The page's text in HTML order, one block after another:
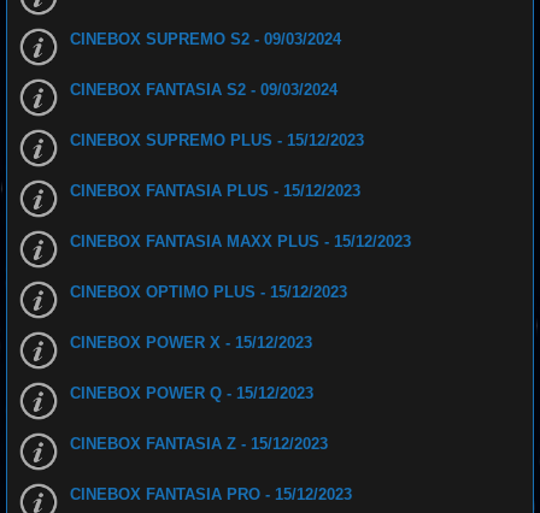
CINEBOX SUPREMO S2 - 09/03/2024
CINEBOX FANTASIA S2 - 09/03/2024
CINEBOX SUPREMO PLUS - 15/12/2023
CINEBOX FANTASIA PLUS - 15/12/2023
CINEBOX FANTASIA MAXX PLUS - 15/12/2023
CINEBOX OPTIMO PLUS - 15/12/2023
CINEBOX POWER X - 15/12/2023
CINEBOX POWER Q - 15/12/2023
CINEBOX FANTASIA Z - 15/12/2023
CINEBOX FANTASIA PRO - 15/12/2023